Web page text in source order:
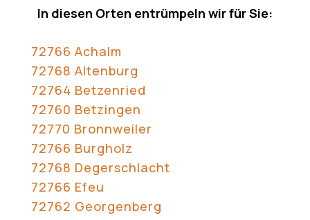
In diesen Orten entrümpeln wir für Sie:
72766 Achalm
72768 Altenburg
72764 Betzenried
72760 Betzingen
72770 Bronnweiler
72766 Burgholz
72768 Degerschlacht
72766 Efeu
72762 Georgenberg